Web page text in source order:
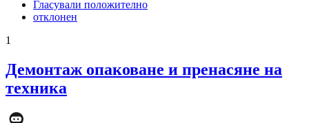
Гласували положително
отклонен
1
Демонтаж опаковане и пренасяне на
техника